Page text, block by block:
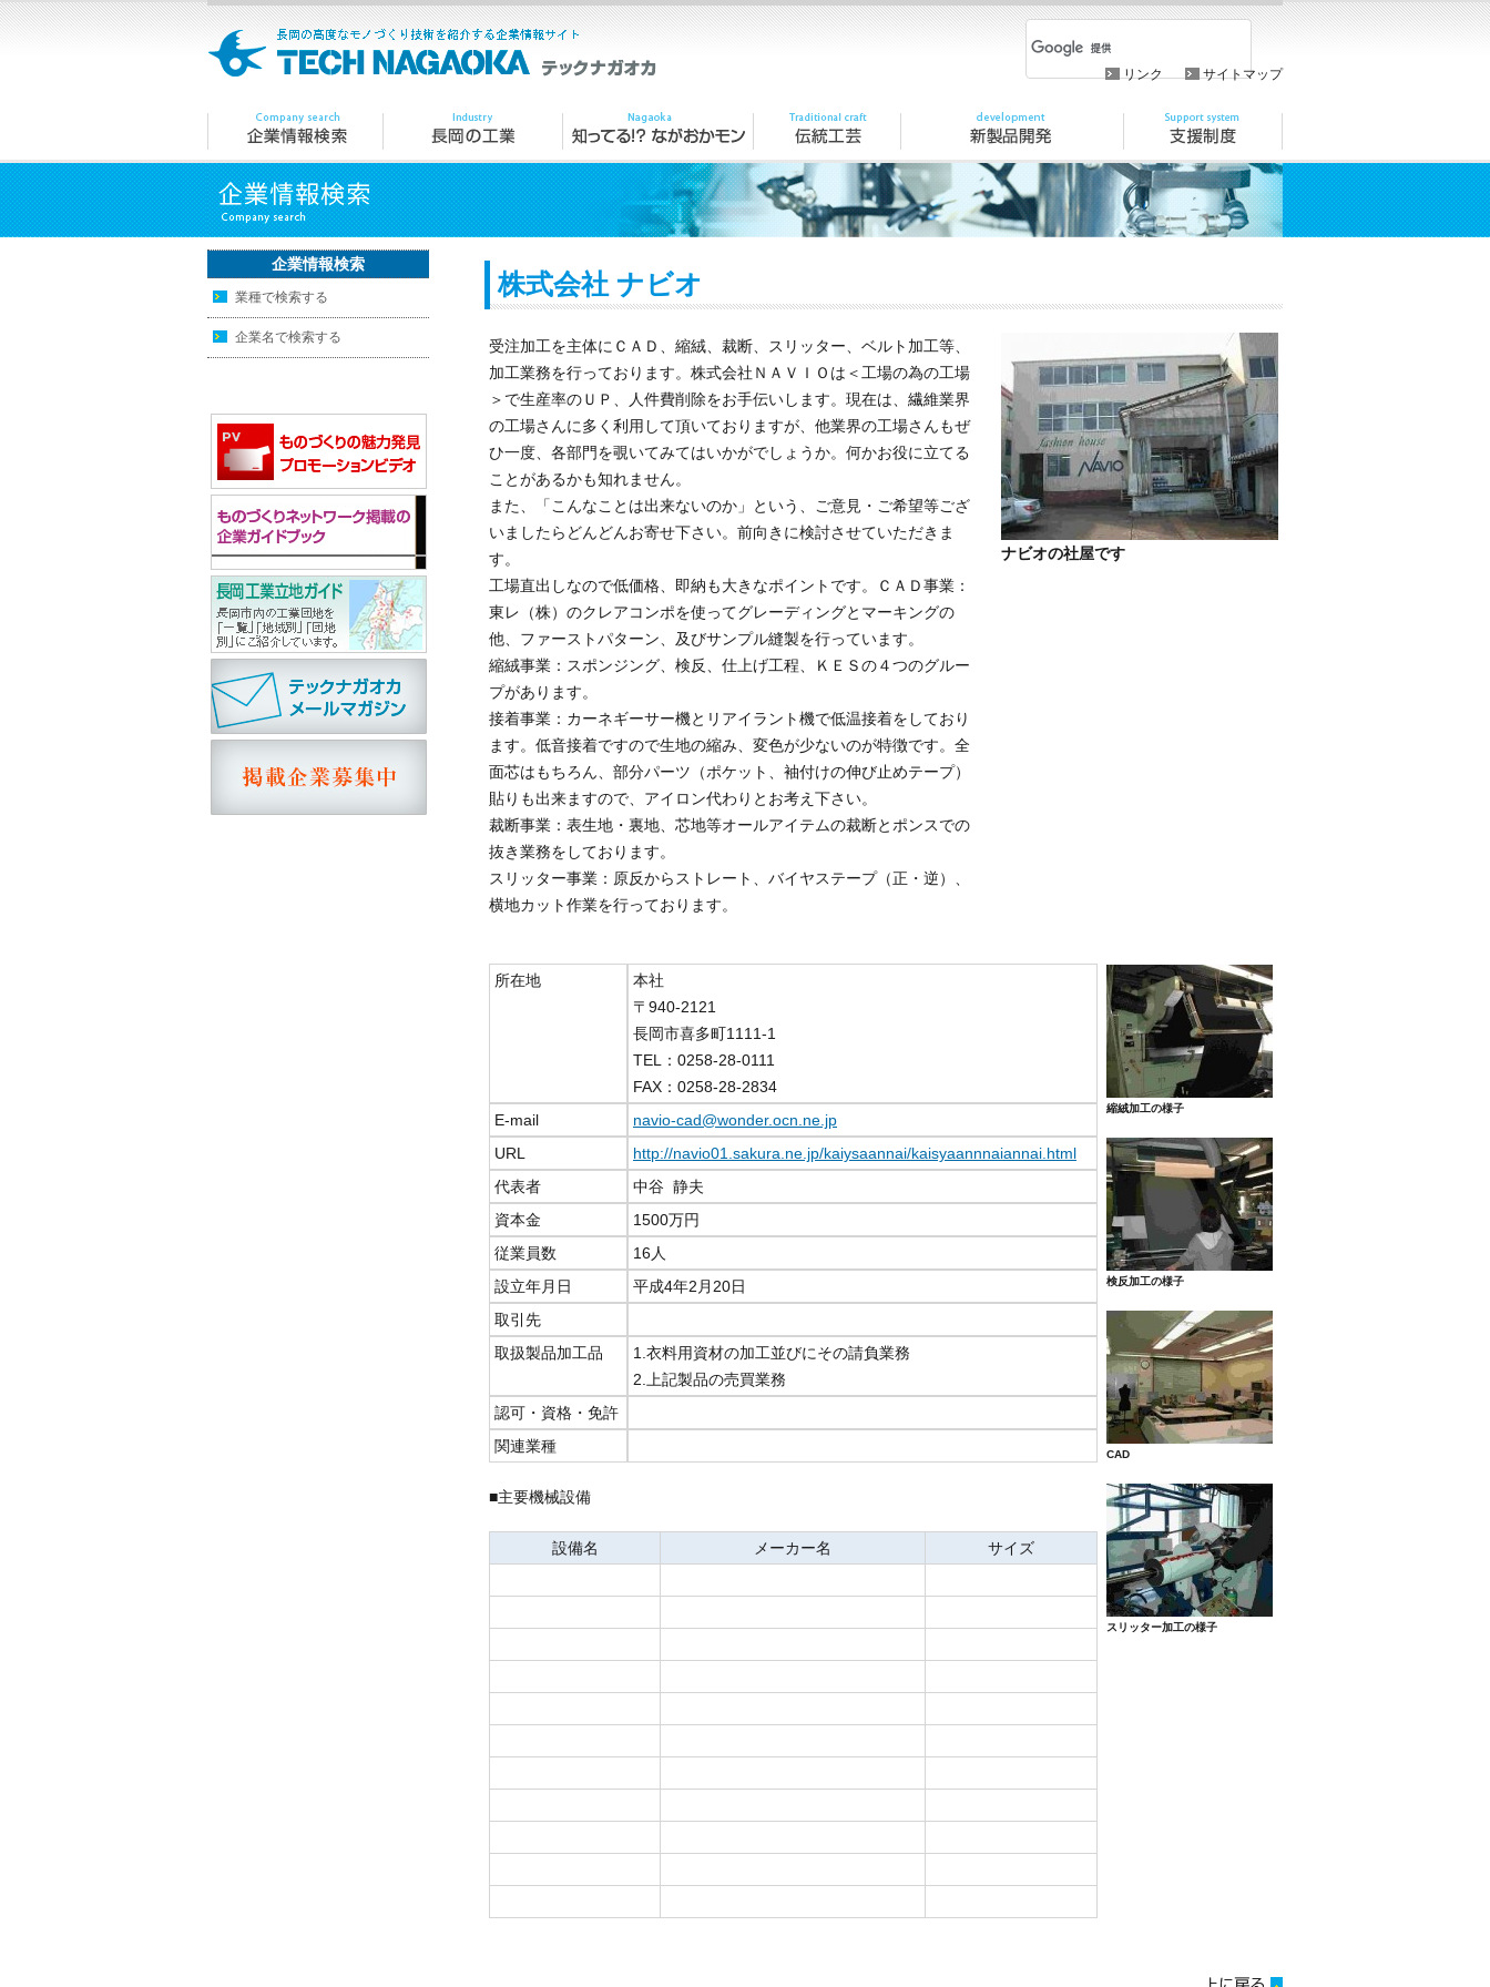
リンク サイトマップ
企業情報検索
業種で検索する
企業名で検索する
株式会社 ナビオ
受注加工を主体にＣＡＤ、縮絨、裁断、スリッター、ベルト加工等、
加工業務を行っております。株式会社ＮＡＶＩＯは＜工場の為の工場
＞で生産率のＵＰ、人件費削除をお手伝いします。現在は、繊維業界
の工場さんに多く利用して頂いておりますが、他業界の工場さんもぜ
ひ一度、各部門を覗いてみてはいかがでしょうか。何かお役に立てる
ことがあるかも知れません。
また、「こんなことは出来ないのか」という、ご意見・ご希望等ござ
いましたらどんどんお寄せ下さい。前向きに検討させていただきま
す。
工場直出しなので低価格、即納も大きなポイントです。ＣＡＤ事業：
東レ（株）のクレアコンポを使ってグレーディングとマーキングの
他、ファーストパターン、及びサンプル縫製を行っています。
縮絨事業：スポンジング、検反、仕上げ工程、ＫＥＳの４つのグルー
プがあります。
接着事業：カーネギーサー機とリアイラント機で低温接着をしており
ます。低音接着ですので生地の縮み、変色が少ないのが特徴です。全
面芯はもちろん、部分パーツ（ポケット、袖付けの伸び止めテープ）
貼りも出来ますので、アイロン代わりとお考え下さい。
裁断事業：表生地・裏地、芯地等オールアイテムの裁断とポンスでの
抜き業務をしております。
スリッター事業：原反からストレート、バイヤステープ（正・逆）、
横地カット作業を行っております。
ナビオの社屋です
所在地
本社
〒940-2121
長岡市喜多町1111-1
TEL：0258-28-0111
FAX：0258-28-2834
E-mail
navio-cad@wonder.ocn.ne.jp
URL
http://navio01.sakura.ne.jp/kaiysaannai/kaisyaannnaiannai.html
代表者
中谷 静夫
資本金
1500万円
従業員数
16人
設立年月日
平成4年2月20日
取引先
取扱製品加工品
1.衣料用資材の加工並びにその請負業務
2.上記製品の売買業務
認可・資格・免許
関連業種
■主要機械設備
設備名 メーカー名 サイズ
縮絨加工の様子
検反加工の様子
CAD
スリッター加工の様子